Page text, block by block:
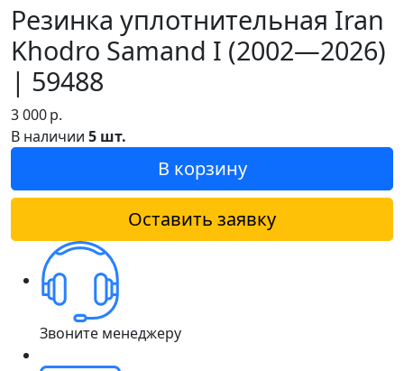
Резинка уплотнительная Iran
Khodro Samand I (2002—2026)
| 59488
3 000р.
В наличии 5 шт.
В корзину
Оставить заявку
Звоните менеджеру